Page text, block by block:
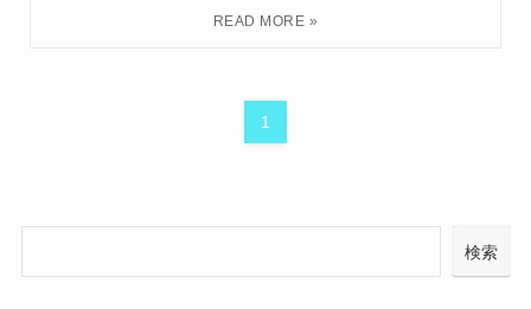
1
検索